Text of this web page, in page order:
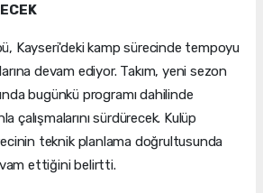
Kayseri'deki kamp sürecinde tempoyu
devam ediyor. Takım, yeni sezon
bugünkü programı dahilinde
çalışmalarını sürdürecek. Kulüp
teknik planlama doğrultusunda
ettiğini belirtti.